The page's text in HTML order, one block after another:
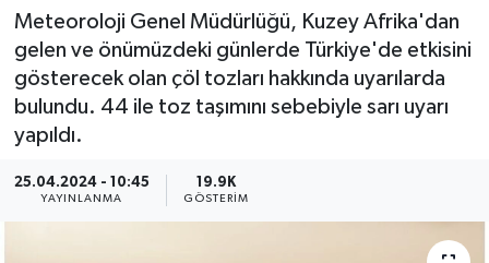
Meteoroloji Genel Müdürlüğü, Kuzey Afrika'dan
gelen ve önümüzdeki günlerde Türkiye'de etkisini
gösterecek olan çöl tozları hakkında uyarılarda
bulundu. 44 ile toz taşımını sebebiyle sarı uyarı
yapıldı.
25.04.2024 - 10:45
YAYINLANMA
19.9K
GÖSTERIM
GÖKTÜRK
GÜNDEM
KÜLTÜR - SANAT